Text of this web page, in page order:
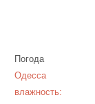
Погода
Одесса
влажность: